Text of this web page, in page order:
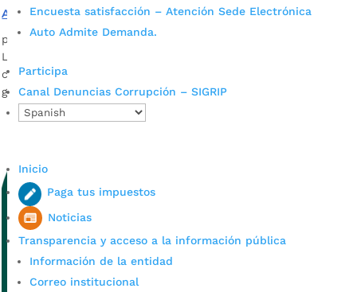
Encuesta satisfacción – Atención Sede Electrónica
Auto Admite Demanda.
Participa
Canal Denuncias Corrupción – SIGRIP
Inicio
Paga tus impuestos
Noticias
Transparencia y acceso a la información pública
Información de la entidad
Correo institucional
Alcaldía socializó señal de auxilio por toda la ciudad
por admin_prensa |Jul 2, 2026
La Alcaldía socializó la señal de auxilio por toda la ciudad
con la estrategia de prevención de violencias basadas en
género. La Alcaldía de...